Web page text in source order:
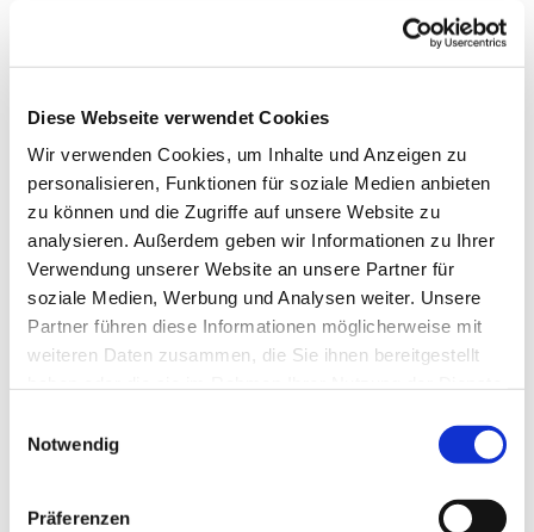
Diese Webseite verwendet Cookies
Wir verwenden Cookies, um Inhalte und Anzeigen zu
personalisieren, Funktionen für soziale Medien anbieten
zu können und die Zugriffe auf unsere Website zu
analysieren. Außerdem geben wir Informationen zu Ihrer
Verwendung unserer Website an unsere Partner für
soziale Medien, Werbung und Analysen weiter. Unsere
Partner führen diese Informationen möglicherweise mit
weiteren Daten zusammen, die Sie ihnen bereitgestellt
Notwendig
Präferenzen
Dies könnte Sie auch
interessieren